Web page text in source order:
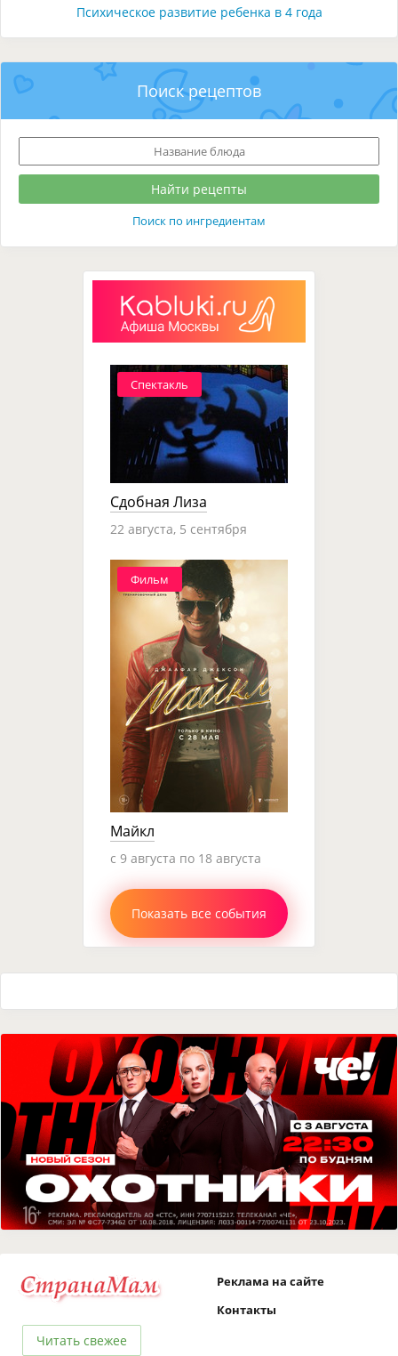
Психическое развитие ребенка в 4 года
Поиск рецептов
Поиск по ингредиентам
Спектакль
Сдобная Лиза
22 августа, 5 сентября
Фильм
Майкл
c 9 августа по 18 августа
Показать все события
Читать свежее
Реклама на сайте
Контакты